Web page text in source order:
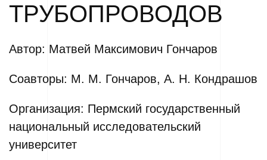
ТРУБОПРОВОДОВ
Автор: Матвей Максимович Гончаров
Соавторы: М. М. Гончаров, А. Н. Кондрашов
Организация: Пермский государственный
национальный исследовательский
университет